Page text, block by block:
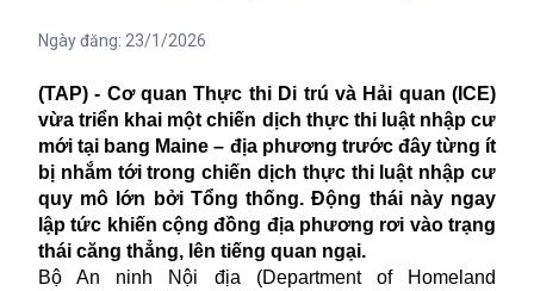
Ngày đăng: 23/1/2026
(TAP) - Cơ quan Thực thi Di trú và Hải quan (ICE)
vừa triển khai một chiến dịch thực thi luật nhập cư
mới tại bang Maine – địa phương trước đây từng ít
bị nhắm tới trong chiến dịch thực thi luật nhập cư
quy mô lớn bởi Tổng thống. Động thái này ngay
lập tức khiến cộng đồng địa phương rơi vào trạng
thái căng thẳng, lên tiếng quan ngại.
Bộ An ninh Nội địa (Department of Homeland